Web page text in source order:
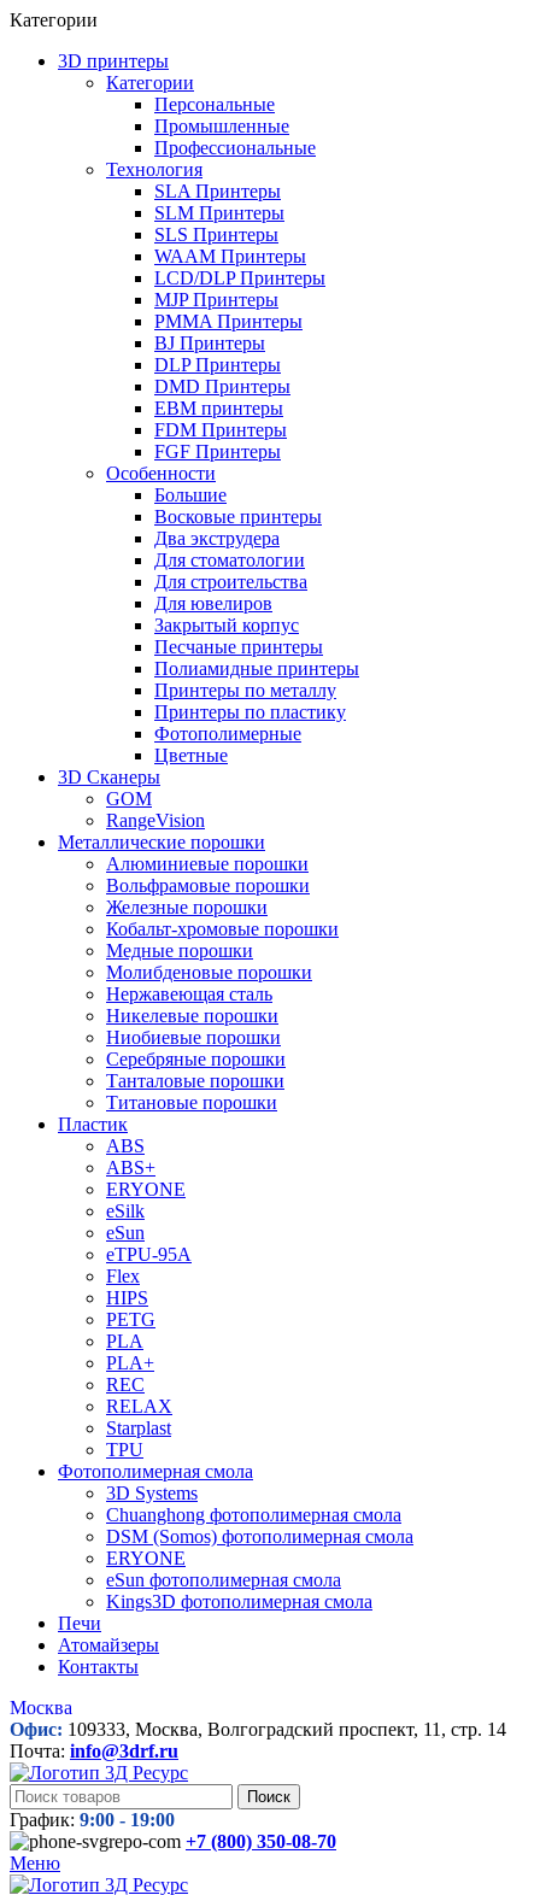
Категории
3D принтеры
Категории
Персональные
Промышленные
Профессиональные
Технология
SLA Принтеры
SLM Принтеры
SLS Принтеры
WAAM Принтеры
LCD/DLP Принтеры
MJP Принтеры
PMMA Принтеры
BJ Принтеры
DLP Принтеры
DMD Принтеры
EBM принтеры
FDM Принтеры
FGF Принтеры
Особенности
Большие
Восковые принтеры
Два экструдера
Для стоматологии
Для строительства
Для ювелиров
Закрытый корпус
Песчаные принтеры
Полиамидные принтеры
Принтеры по металлу
Принтеры по пластику
Фотополимерные
Цветные
3D Сканеры
GOM
RangeVision
Металлические порошки
Алюминиевые порошки
Вольфрамовые порошки
Железные порошки
Кобальт-хромовые порошки
Медные порошки
Молибденовые порошки
Нержавеющая сталь
Никелевые порошки
Ниобиевые порошки
Серебряные порошки
Танталовые порошки
Титановые порошки
Пластик
ABS
ABS+
ERYONE
eSilk
eSun
eTPU-95A
Flex
HIPS
PETG
PLA
PLA+
REC
RELAX
Starplast
TPU
Фотополимерная смола
3D Systems
Chuanghong фотополимерная смола
DSM (Somos) фотополимерная смола
ERYONE
eSun фотополимерная смола
Kings3D фотополимерная смола
Печи
Атомайзеры
Контакты
Москва
Офис: 109333, Москва, Волгоградский проспект, 11, стр. 14
Почта: info@3drf.ru
Поиск
График: 9:00 - 19:00
+7 (800) 350-08-70
Меню